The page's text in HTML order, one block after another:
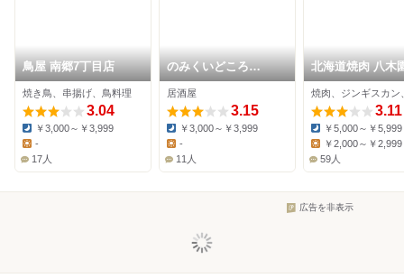
鳥屋 南郷7丁目店
焼き鳥、串揚げ、鳥料理
3.04
Dinner:
￥3,000～￥3,999
Lunch:
-
17人
のみくいどころ
&Sunny
居酒屋
3.15
Dinner:
￥3,000～￥3,999
Lunch:
-
11人
北海道焼肉 八木
3.11
Dinner:
￥5,000～￥5,999
Lunch:
￥2,000～￥2,999
59人
広告を非表示